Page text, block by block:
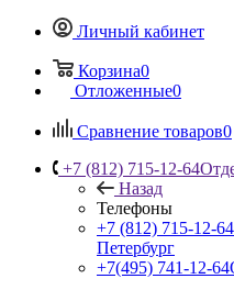
Личный кабинет
Корзина0
Отложенные0
Сравнение товаров0
+7 (812) 715-12-64
Назад
Телефоны
+7 (812) 715-12-64
Петербург
+7(495) 741-12-64